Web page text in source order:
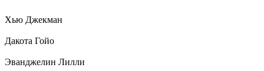
Хью Джекман
Дакота Гойо
Эванджелин Лилли